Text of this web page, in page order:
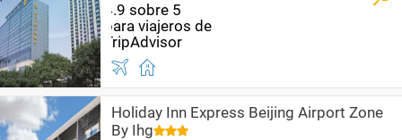
Holiday Inn Express Beijing Airport Zone
By Ihg